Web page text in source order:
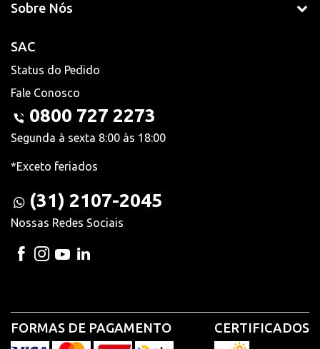
Sobre Nós
SAC
Status do Pedido
Fale Conosco
0800 727 2273
Segunda à sexta 8:00 às 18:00
*Exceto feriados
(31) 2107-2045
Nossas Redes Sociais
FORMAS DE PAGAMENTO CERTIFICADOS